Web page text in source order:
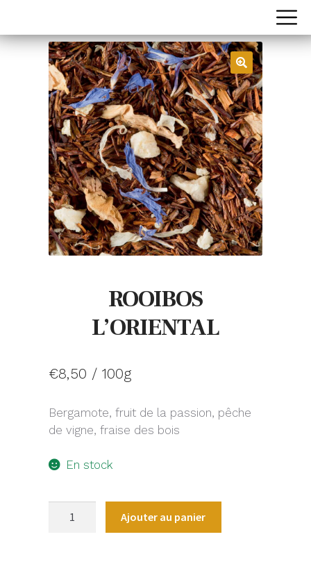
ROOIBOS
L’ORIENTAL
€8,50 / 100g
Bergamote, fruit de la passion, pêche
de vigne, fraise des bois
En stock
Ajouter au panier